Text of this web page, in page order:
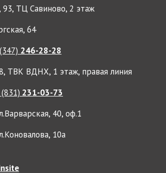
93, ТЦ Савиново, 2 этаж
64
246-28-28
ТВК ВДНХ, 1 этаж, правая линия
231-03-73
40, оф.1
10а